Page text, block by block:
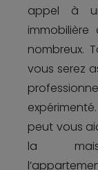
appel à
nombreux.
vous serez
peut vous
la